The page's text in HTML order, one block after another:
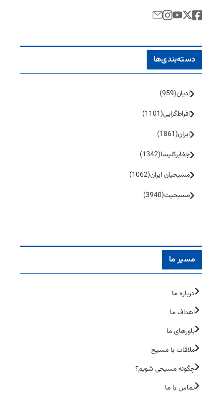
دسته‌بندی‌ها
ادیان(959)
افراط‌گرایی(1101)
ایران(1861)
جفا‌بر‌کلیسا(1342)
مسیحیان ایران(1062)
مسیحیت(3940)
مسیر ما
درباره ما
اهداف ما
باورهای ما
ملاقات با مسیح
چگونه مسیحی شویم؟
تماس با ما